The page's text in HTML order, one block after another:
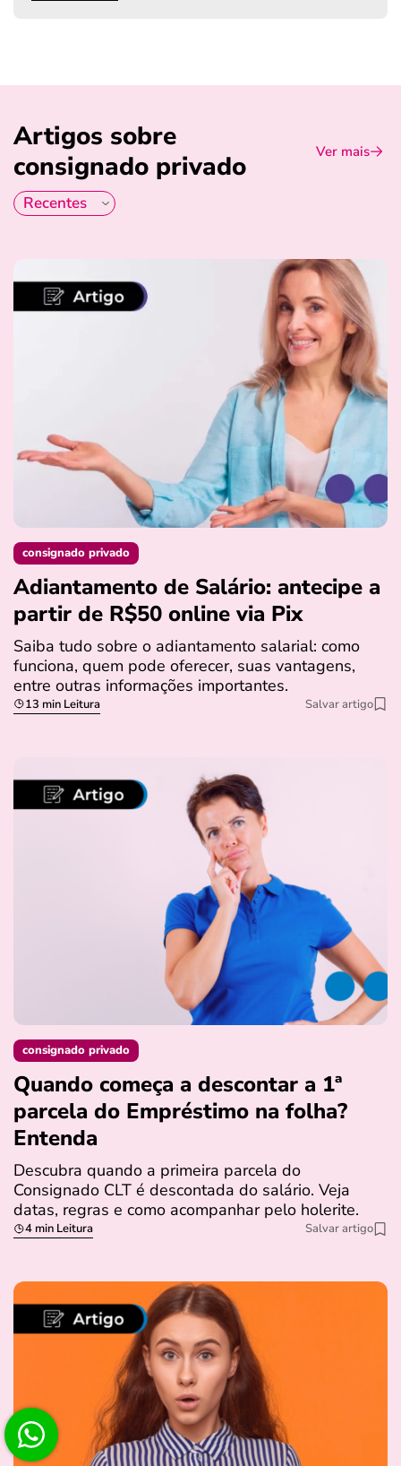
Artigos sobre
consignado privado
Ver mais
consignado privado
Adiantamento de Salário: antecipe a
partir de R$50 online via Pix
Saiba tudo sobre o adiantamento salarial: como
funciona, quem pode oferecer, suas vantagens,
entre outras informações importantes.
13 min Leitura Salvar artigo
consignado privado
Quando começa a descontar a 1ª
parcela do Empréstimo na folha?
Entenda
Descubra quando a primeira parcela do
Consignado CLT é descontada do salário. Veja
datas, regras e como acompanhar pelo holerite.
4 min Leitura Salvar artigo